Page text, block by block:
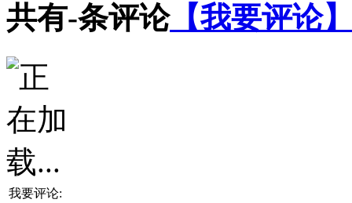
共有-条评论【我要评论
我要评论: